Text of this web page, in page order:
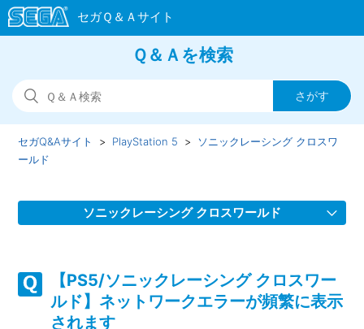
Ｑ＆Ａを検索
セガQ&Aサイト PlayStation 5
ソニックレーシング クロスワ
ールド
ソニックレーシング クロスワールド
組んでゲームが進行しない場合があります
【PS5/ソニックレーシング クロスワールド】フェスタが開
【PS5/ソニックレーシング クロスワー
ルド】ネットワークエラーが頻繁に表示
されます